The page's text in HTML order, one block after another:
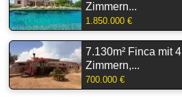
Zimmern...
1.850.000 €
7.130m² Finca mit 4
Zimmern,...
700.000 €